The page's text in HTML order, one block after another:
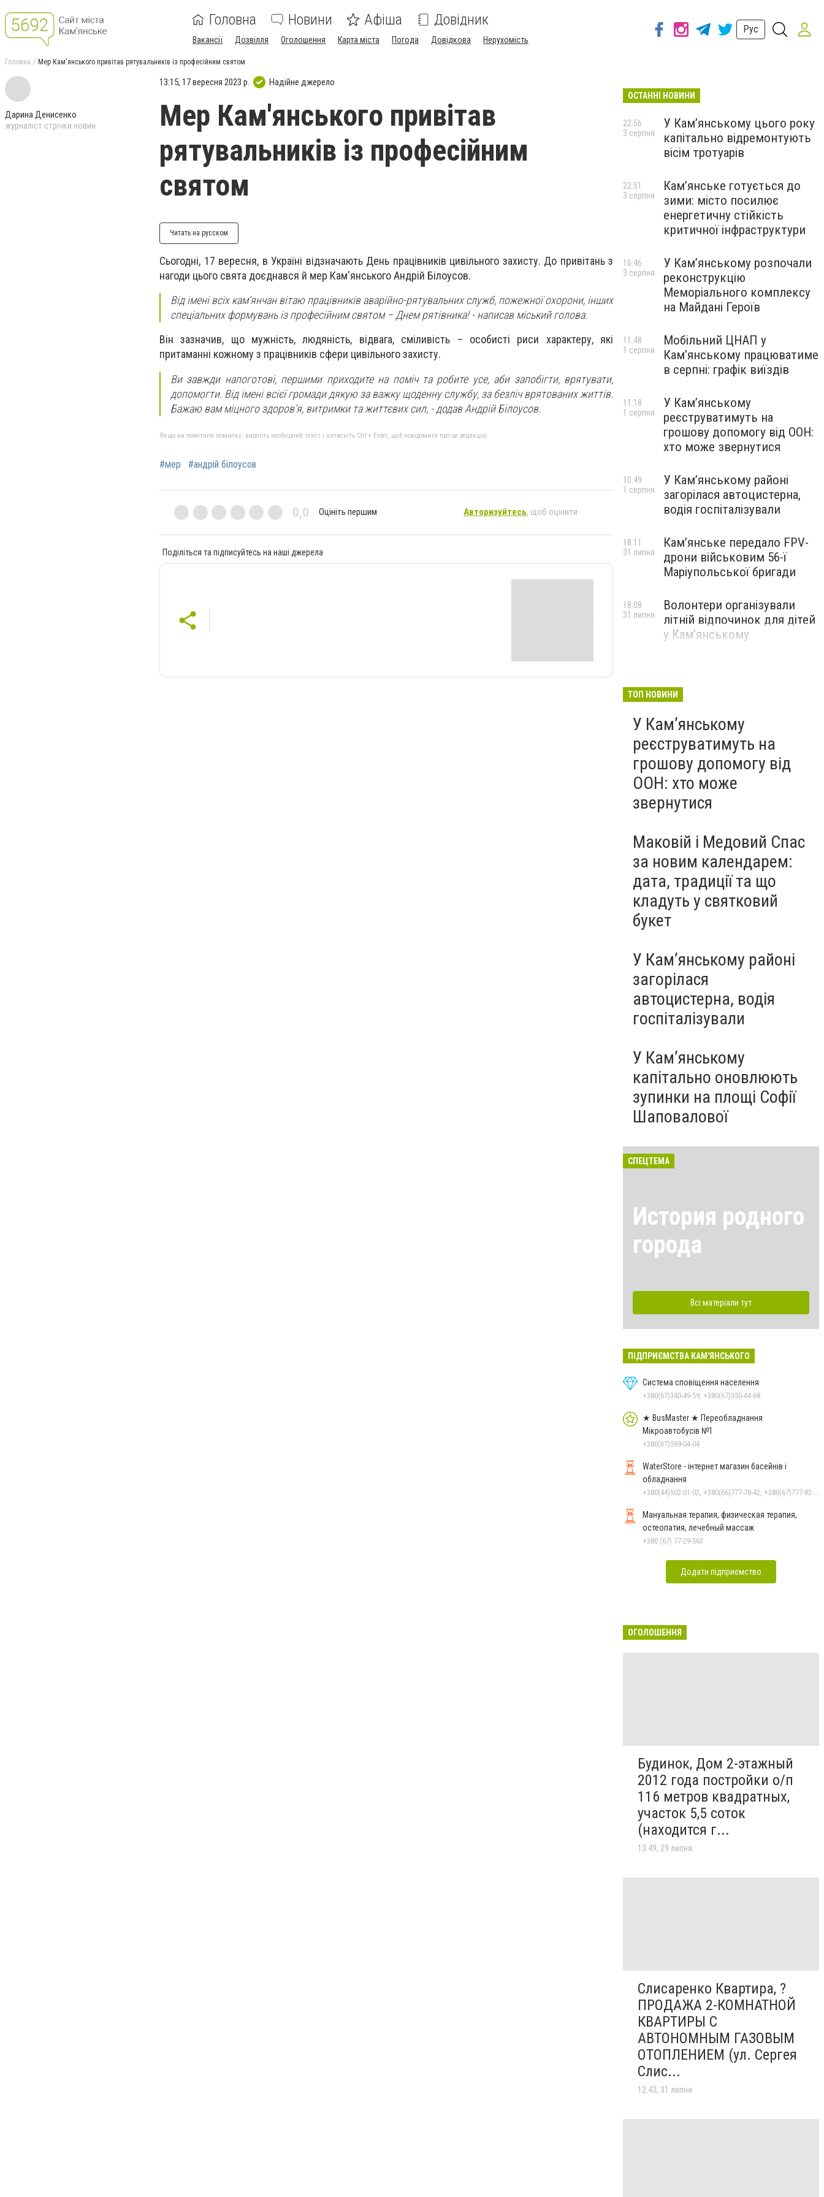
Головна Новини Афіша Довідник
Вакансії Дозвілля Оголошення Карта міста Погода Довідкова Нерухомість
Рус
Головна Мер Кам'янського привітав рятувальників із професійним святом
Дарина Денисенко
журналіст стрічки новин
13:15, 17 вересня 2023 р. Надійне джерело
Мер Кам'янського привітав
рятувальників із професійним
святом
Читать на русском
Сьогодні, 17 вересня, в Україні відзначають День працівників цивільного захисту. До привітань з
нагоди цього свята доєднався й мер Кам'янського Андрій Білоусов.
Від імені всіх кам’янчан вітаю працівників аварійно-рятувальних служб, пожежної охорони, інших
спеціальних формувань із професійним святом – Днем рятівника! - написав міський голова.
Він зазначив, що мужність, людяність, відвага, сміливість – особисті риси характеру, які
притаманні кожному з працівників сфери цивільного захисту.
Ви завжди напоготові, першими приходите на поміч та робите усе, аби запобігти, врятувати,
допомогти. Від імені всієї громади дякую за важку щоденну службу, за безліч врятованих життів.
Бажаю вам міцного здоров’я, витримки та життєвих сил, - додав Андрій Білоусов.
Якщо ви помітили помилку, виділіть необхідний текст і натисніть Ctrl + Enter, щоб повідомити про це редакцію
#мер #андрій білоусов
0,0 Оцініть першим Авторизуйтесь, щоб оцінити
Поділіться та підписуйтесь на наші джерела
ОСТАННІ НОВИНИ
У Кам’янському цього року
капітально відремонтують
вісім тротуарів
22:56
3 серпня
Кам’янське готується до
зими: місто посилює
енергетичну стійкість
критичної інфраструктури
22:51
3 серпня
У Кам’янському розпочали
реконструкцію
Меморіального комплексу
на Майдані Героїв
16:46
3 серпня
Мобільний ЦНАП у
Кам’янському працюватиме
в серпні: графік виїздів
11:48
1 серпня
У Кам’янському
реєструватимуть на
грошову допомогу від ООН:
хто може звернутися
11:18
1 серпня
У Кам’янському районі
загорілася автоцистерна,
водія госпіталізували
10:49
1 серпня
Кам’янське передало FPV-
дрони військовим 56-ї
Маріупольської бригади
18:11
31 липня
Волонтери організували
літній відпочинок для дітей
у Кам’янському
18:08
31 липня
ТОП НОВИНИ
У Кам’янському
реєструватимуть на
грошову допомогу від
ООН: хто може
звернутися
Маковій і Медовий Спас
за новим календарем:
дата, традиції та що
кладуть у святковий
букет
У Кам’янському районі
загорілася
автоцистерна, водія
госпіталізували
У Кам’янському
капітально оновлюють
зупинки на площі Софії
Шаповалової
СПЕЦТЕМА
История родного
города
Всі матеріали тут
ПІДПРИЄМСТВА КАМ'ЯНСЬКОГО
Система сповіщення населення
+380(67)340-49-59, +380(67)350-44-68
★ BusMaster ★ Переобладнання
Мікроавтобусів №1
+380(67)599-04-04
WaterStore - інтернет магазин басейнів і
обладнання
Мануальная терапия, физическая терапия,
остеопатия, лечебный массаж
+380 (67) 77-29-563
Додати підприємство
ОГОЛОШЕННЯ
Будинок, Дом 2-этажный
2012 года постройки о/п
116 метров квадратных,
участок 5,5 соток
(находится г...
13:49, 29 липня
Слисаренко Квартира, ?
ПРОДАЖА 2-КОМНАТНОЙ
КВАРТИРЫ С
АВТОНОМНЫМ ГАЗОВЫМ
ОТОПЛЕНИЕМ (ул. Сергея
Слис...
12:43, 31 липня